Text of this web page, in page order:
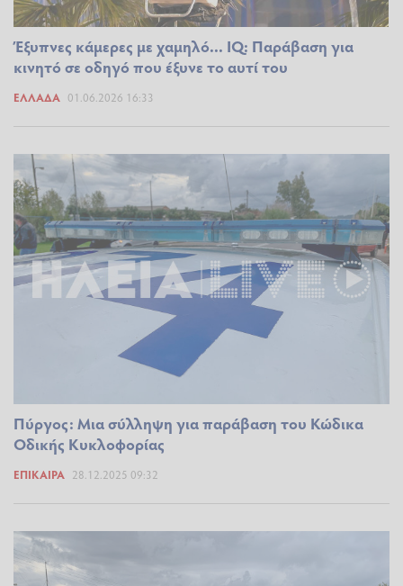
Έξυπνες κάμερες με χαμηλό... IQ: Παράβαση για
κινητό σε οδηγό που έξυνε το αυτί του
ΕΛΛΆΔΑ 01.06.2026 16:33
Πύργος: Μια σύλληψη για παράβαση του Κώδικα
Οδικής Κυκλοφορίας
ΕΠΊΚΑΙΡΑ 28.12.2025 09:32